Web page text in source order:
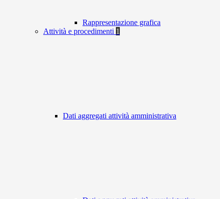
Rappresentazione grafica
Attività e procedimenti 1
Dati aggregati attività amministrativa